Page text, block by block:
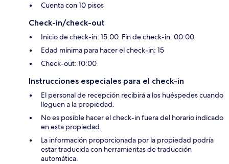
Cuenta con 10 pisos
Check-in/check-out
Inicio de check-in: 15:00. Fin de check-in: 00:00
Edad mínima para hacer el check-in: 15
Check-out: 10:00
Instrucciones especiales para el check-in
El personal de recepción recibirá a los huéspedes cuando
lleguen a la propiedad.
No es posible hacer el check-in fuera del horario indicado
en esta propiedad.
La información proporcionada por la propiedad podría
estar traducida con herramientas de traducción
automática.